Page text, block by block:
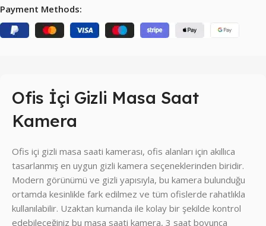
Payment Methods:
Ofis İçi Gizli Masa Saat
Kamera
Ofis içi gizli masa saati kamerası, ofis alanları için akıllıca
tasarlanmış en uygun gizli kamera seçeneklerinden biridir.
Modern görünümü ve gizli yapısıyla, bu kamera bulunduğu
ortamda kesinlikle fark edilmez ve tüm ofislerde rahatlıkla
kullanılabilir. Uzaktan kumanda ile kolay bir şekilde kontrol
edebileceğiniz bu masa saati kamera, 3 saat boyunca